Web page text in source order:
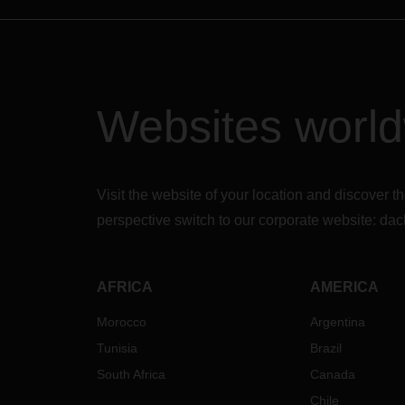
Websites
Visit the website of your location and discover
perspective switch to our corporate website:
AFRICA
Morocco
Tunisia
South Africa
AMERICA
Argentina
Brazil
Canada
Chile